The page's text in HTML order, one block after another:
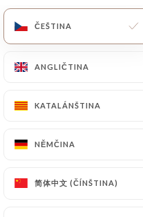
NABÍDKA
ČEŠTINA
ANGLIČTINA
KATALÁNŠTINA
NĚMČINA
简体中文 (ČÍNŠTINA)
Kontakt
ČEŠTINA
ANGLIČTINA
KATALÁNŠTINA
NĚMČINA
简体中文 (ČÍNŠTINA)